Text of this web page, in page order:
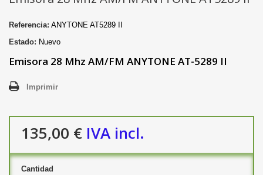
Referencia: ANYTONE AT5289 II
Estado: Nuevo
Emisora 28 Mhz AM/FM ANYTONE AT-5289 II
Imprimir
135,00 € IVA incl.
Cantidad